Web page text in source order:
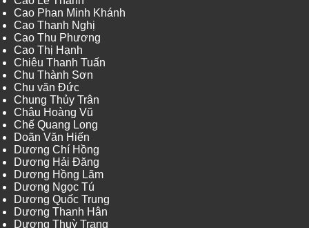
Cao Phan Minh Khánh
Cao Thanh Nghị
Cao Thu Phương
Cao Thị Hạnh
Chiêu Thanh Tuấn
Chu Thành Sơn
Chu văn Đức
Chung Thủy Trân
Châu Hoàng Vũ
Chế Quang Long
Doãn Văn Hiến
Dương Chí Hồng
Dương Hải Đăng
Dương Hồng Lãm
Dương Ngọc Tú
Dương Quốc Trung
Dương Thanh Hân
Dương Thuỳ Trang